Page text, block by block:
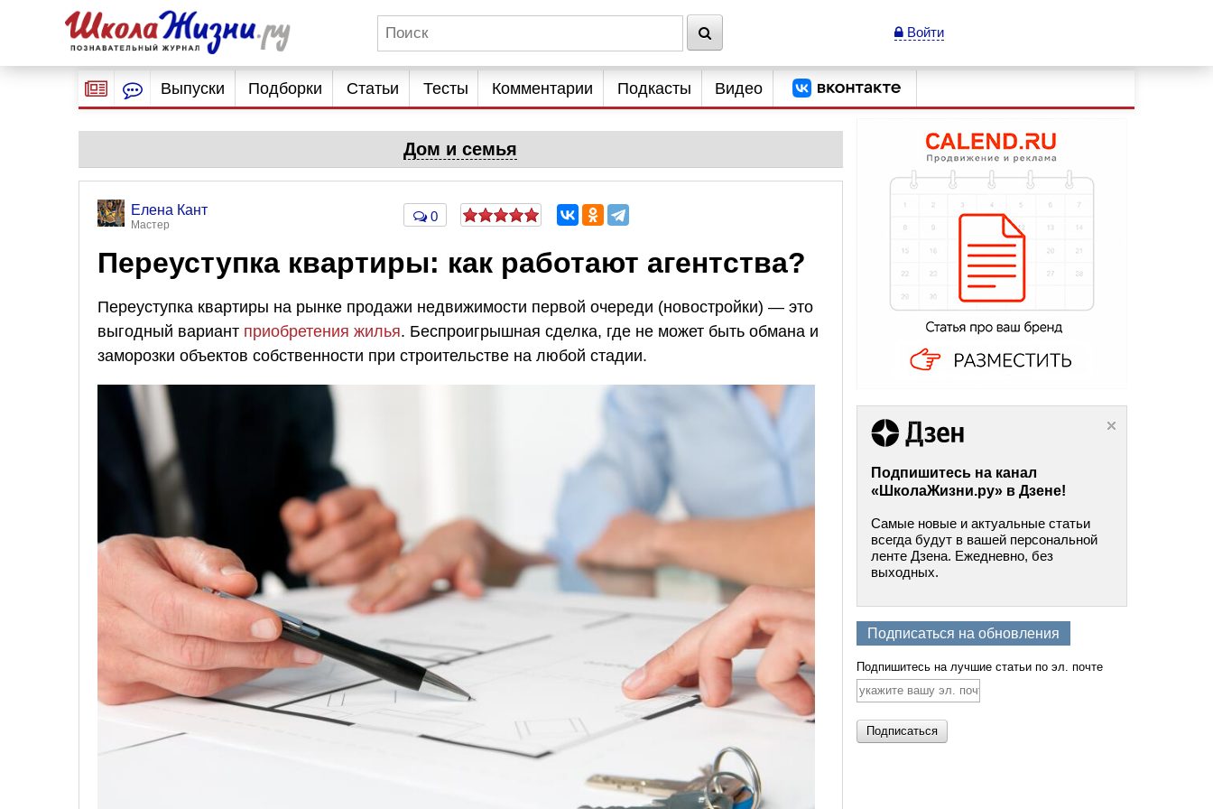
Войти
Выпуски Подборки Статьи Тесты Комментарии Подкасты Видео
Дом и семья
Елена Кант
Мастер
0
Переуступка квартиры: как работают агентства?
Переуступка квартиры на рынке продажи недвижимости первой очереди (новостройки) — это
выгодный вариант приобретения жилья. Беспроигрышная сделка, где не может быть обмана и
заморозки объектов собственности при строительстве на любой стадии.
Подпишитесь на канал
«ШколаЖизни.ру» в Дзене!
Самые новые и актуальные статьи
всегда будут в вашей персональной
ленте Дзена. Ежедневно, без
выходных.
Подписаться на обновления
Подпишитесь на лучшие статьи по эл. почте